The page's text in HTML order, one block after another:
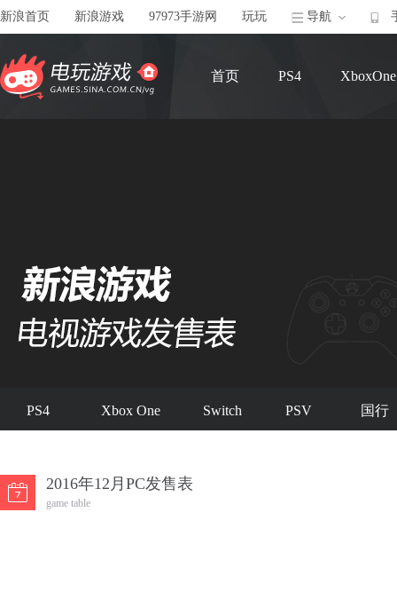
新浪首页 新浪游戏 97973手游网 玩玩 导航
首页 PS4 XboxOne
PS4 Xbox One Switch PSV 国行
2016年12月PC发售表
game table